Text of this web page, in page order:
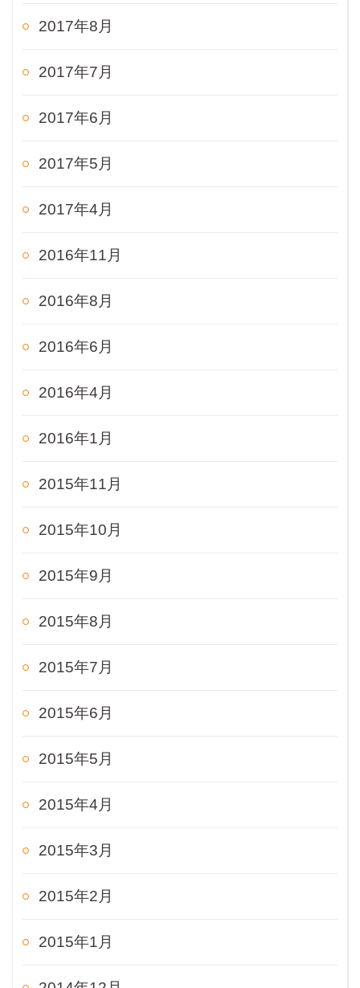
2017年8月
2017年7月
2017年6月
2017年5月
2017年4月
2016年11月
2016年8月
2016年6月
2016年4月
2016年1月
2015年11月
2015年10月
2015年9月
2015年8月
2015年7月
2015年6月
2015年5月
2015年4月
2015年3月
2015年2月
2015年1月